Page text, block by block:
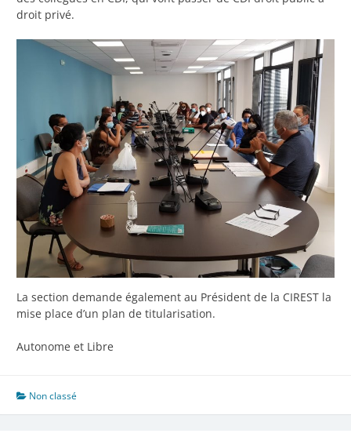
droit privé.
La section demande également au Président de la CIREST la
mise place d’un plan de titularisation.
Autonome et Libre
Non classé